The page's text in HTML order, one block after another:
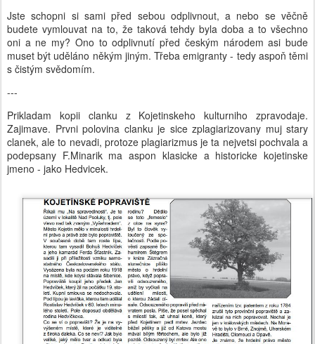
Jste schopni si sami před sebou odplivnout, a nebo se věčně
budete vymlouvat na to, že taková tehdy byla doba a to všechno
oni a ne my? Ono to odplivnutí před českým národem asi bude
muset být uděláno někým jiným. Třeba emigranty - tedy aspoň těmi
s čistým svědomím.
---
Prikladam kopii clanku z Kojetinskeho kulturniho zpravodaje.
Zajimave. Prvni polovina clanku je sice zplagiarizovany muj stary
clanek, ale to nevadi, protoze plagiarizmus je ta nejvetsi pochvala a
podepsany F.Minarik ma aspon klasicke a historicke kojetinske
jmeno - jako Hedvicek.